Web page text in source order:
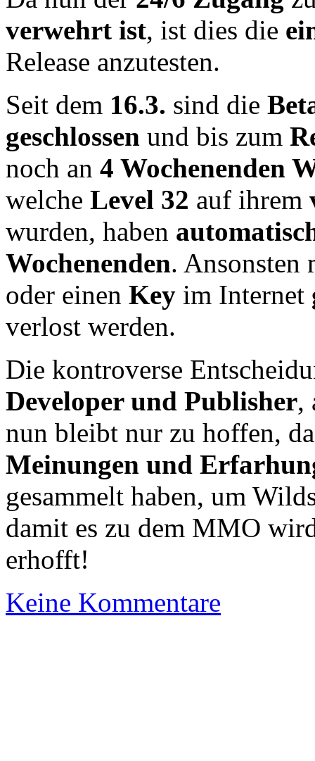
verwehrt ist, ist dies die
Release anzutesten.
Seit dem 16.3. sind die
geschlossen und bis zum
noch an 4 Wochenenden
welche Level 32 auf ihrem
wurden, haben
Wochenenden. Ansonsten
oder einen Key im Internet
verlost werden.
Die kontroverse
Developer und Publisher,
nun bleibt nur zu hoffen,
Meinungen und
gesammelt haben, um
damit es zu dem MMO
erhofft!
Keine Kommentare